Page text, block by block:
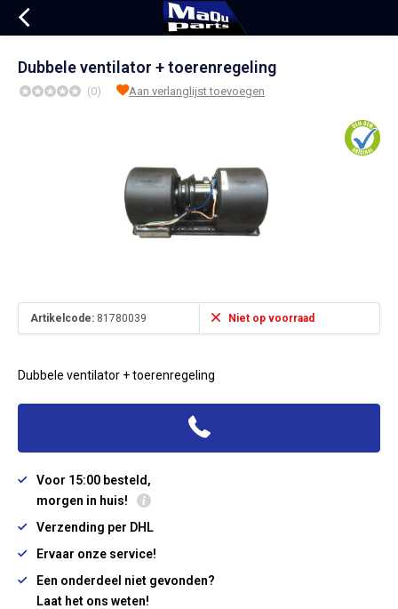
Dubbele ventilator + toerenregeling
(0) Aan verlanglijst toevoegen
Artikelcode: 81780039 Niet op voorraad
Dubbele ventilator + toerenregeling
Voor 15:00 besteld,
morgen in huis!
Verzending per DHL
Ervaar onze service!
Een onderdeel niet gevonden?
Laat het ons weten!